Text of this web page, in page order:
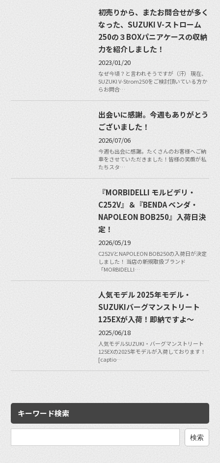
初売りから、またお問合せが多く
なった、SUZUKI V-ストローム
250の３BOXパニアケースの収納
力を紹介しました！
2023/01/20
なぜ今頃？と言われそうですが（汗） 現在、
SUZUKI V-Strom250をご検討頂いている方か
らお問合…
出会いに感謝。今週もありがとう
ございました！
2026/07/06
今週も出会に感謝。たくさんのお客様へご納
車をさせていただきました！皆様の笑顔が私
たちスタ…
『MORBIDELLI モルビデリ・
C252V』＆『BENDA ベンダ・
NAPOLEON BOB250』入荷日決
定！
2026/05/19
C252VとNAPOLEON BOB250の入荷日が決定
しました！ 当店の新規取扱ブランド
「MORBIDELLI…
人気モデル 2025年モデル・
SUZUKIバーグマンストリート
125EXが入荷！即納ですよ〜
2025/06/18
人気モデルSUZUKI・バーグマンストリート
125EXの2025年モデルが入荷しております！
[captio…
キーワード検索